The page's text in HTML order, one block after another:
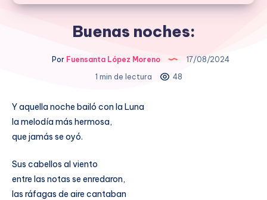
Buenas noches:
PorFuensanta López Moreno
17/08/2024
1 min de lectura
48
Y aquella noche bailó con la Luna
la melodía más hermosa,
que jamás se oyó.
Sus cabellos al viento
entre las notas se enredaron,
las ráfagas de aire cantaban